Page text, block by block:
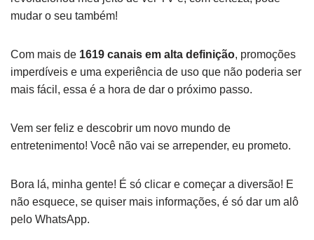
mudar o seu também!
Com mais de 1619 canais em alta definição, promoções
imperdíveis e uma experiência de uso que não poderia ser
mais fácil, essa é a hora de dar o próximo passo.
Vem ser feliz e descobrir um novo mundo de
entretenimento! Você não vai se arrepender, eu prometo.
Bora lá, minha gente! É só clicar e começar a diversão! E
não esquece, se quiser mais informações, é só dar um alô
pelo WhatsApp.